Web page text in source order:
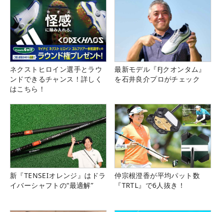
ネクストヒロイン選手とラウ
ンドできるチャンス！詳しく
はこちら！
最新モデル『FJクオンタム』
を石井良介プロがチェック
新『TENSEIオレンジ』はドラ
イバーシャフトの“最適解”
仲宗根澄香が平均パット数
『TRTL』で6人抜き！